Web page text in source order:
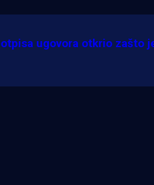
ugovora otkrio zašto